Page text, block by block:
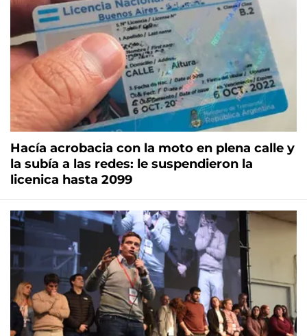
Hacía acrobacia con la moto en plena calle y
la subía a las redes: le suspendieron la
licenica hasta 2099